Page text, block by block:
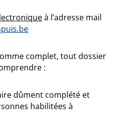
à l’adresse mail
complet, tout dossier
:
dûment complété et
habilitées à